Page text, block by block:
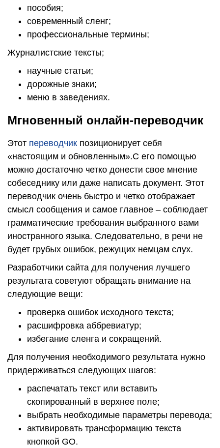
пособия;
современный сленг;
профессиональные термины;
Журналистские тексты;
научные статьи;
дорожные знаки;
меню в заведениях.
Мгновенный онлайн-переводчик
Этот переводчик позиционирует себя
«настоящим и обновленным».С его помощью
можно достаточно четко донести свое мнение
собеседнику или даже написать документ. Этот
переводчик очень быстро и четко отображает
смысл сообщения и самое главное – соблюдает
грамматические требования выбранного вами
иностранного языка. Следовательно, в речи не
будет грубых ошибок, режущих немцам слух.
Разработчики сайта для получения лучшего
результата советуют обращать внимание на
следующие вещи:
проверка ошибок исходного текста;
расшифровка аббревиатур;
избегание сленга и сокращений.
Для получения необходимого результата нужно
придерживаться следующих шагов:
распечатать текст или вставить
скопированный в верхнее поле;
выбрать необходимые параметры перевода;
активировать трансформацию текста
кнопкой GO.